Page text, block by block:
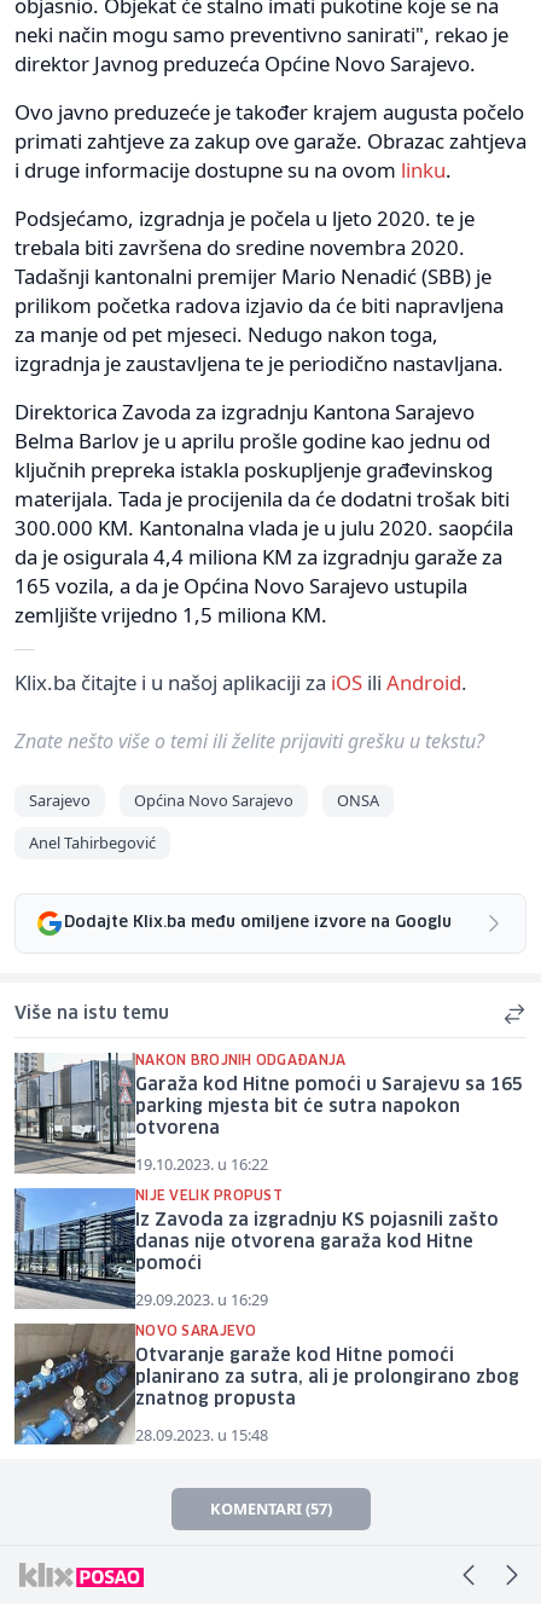
neki način mogu samo preventivno sanirati", rekao je
direktor Javnog preduzeća Općine Novo Sarajevo.
Ovo javno preduzeće je također krajem augusta počelo
primati zahtjeve za zakup ove garaže. Obrazac zahtjeva
i druge informacije dostupne su na ovom linku.
Podsjećamo, izgradnja je počela u ljeto 2020. te je
trebala biti završena do sredine novembra 2020.
Tadašnji kantonalni premijer Mario Nenadić (SBB) je
prilikom početka radova izjavio da će biti napravljena
za manje od pet mjeseci. Nedugo nakon toga,
izgradnja je zaustavljena te je periodično nastavljana.
Direktorica Zavoda za izgradnju Kantona Sarajevo
Belma Barlov je u aprilu prošle godine kao jednu od
ključnih prepreka istakla poskupljenje građevinskog
materijala. Tada je procijenila da će dodatni trošak biti
300.000 KM. Kantonalna vlada je u julu 2020. saopćila
da je osigurala 4,4 miliona KM za izgradnju garaže za
165 vozila, a da je Općina Novo Sarajevo ustupila
zemljište vrijedno 1,5 miliona KM.
Klix.ba čitajte i u našoj aplikaciji za iOS ili Android.
Znate nešto više o temi ili želite prijaviti grešku u tekstu?
Sarajevo Općina Novo Sarajevo
ONSA
Anel Tahirbegović
Dodajte Klix.ba među omiljene izvore na Googlu
Više na istu temu
NAKON BROJNIH ODGAĐANJA
Garaža kod Hitne pomoći u Sarajevu sa 165
parking mjesta bit će sutra napokon
otvorena
19.10.2023. u 16:22
NIJE VELIK PROPUST
Iz Zavoda za izgradnju KS pojasnili zašto
danas nije otvorena garaža kod Hitne
pomoći
29.09.2023. u 16:29
NOVO SARAJEVO
Otvaranje garaže kod Hitne pomoći
planirano za sutra, ali je prolongirano zbog
znatnog propusta
28.09.2023. u 15:48
KOMENTARI (57)